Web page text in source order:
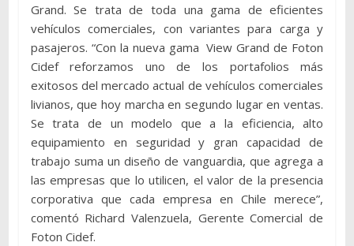
Grand. Se trata de toda una gama de eficientes
vehículos comerciales, con variantes para carga y
pasajeros. “Con la nueva gama View Grand de Foton
Cidef reforzamos uno de los portafolios más
exitosos del mercado actual de vehículos comerciales
livianos, que hoy marcha en segundo lugar en ventas.
Se trata de un modelo que a la eficiencia, alto
equipamiento en seguridad y gran capacidad de
trabajo suma un diseño de vanguardia, que agrega a
las empresas que lo utilicen, el valor de la presencia
corporativa que cada empresa en Chile merece”,
comentó Richard Valenzuela, Gerente Comercial de
Foton Cidef.